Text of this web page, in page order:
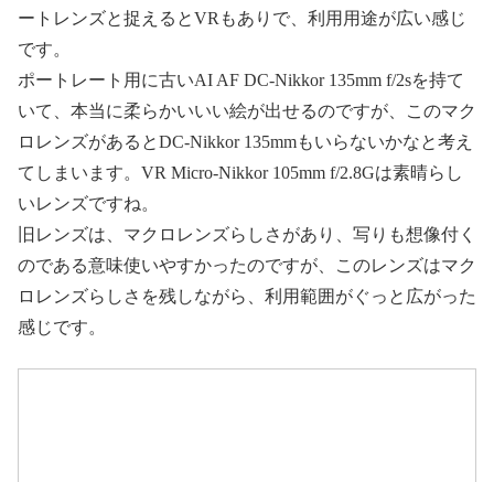
ートレンズと捉えるとVRもありで、利用用途が広い感じ
です。
ポートレート用に古いAI AF DC-Nikkor 135mm f/2sを持て
いて、本当に柔らかいいい絵が出せるのですが、このマク
ロレンズがあるとDC-Nikkor 135mmもいらないかなと考え
てしまいます。VR Micro-Nikkor 105mm f/2.8Gは素晴らし
いレンズですね。
旧レンズは、マクロレンズらしさがあり、写りも想像付く
のである意味使いやすかったのですが、このレンズはマク
ロレンズらしさを残しながら、利用範囲がぐっと広がった
感じです。